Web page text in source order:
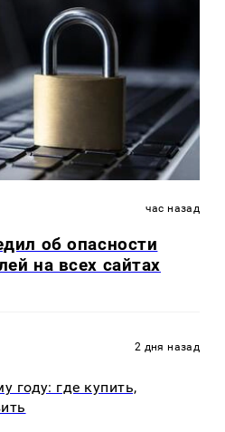
час назад
об опасности
на всех сайтах
2 дня назад
году: где купить,